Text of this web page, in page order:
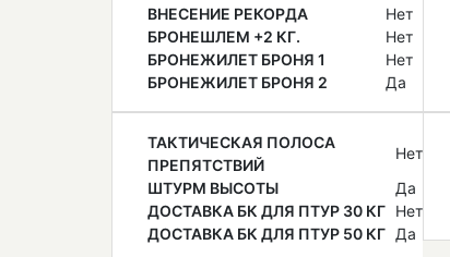
ВНЕСЕНИЕ РЕКОРДА
Нет
БРОНЕШЛЕМ +2 КГ.
Нет
БРОНЕЖИЛЕТ БРОНЯ 1
Нет
БРОНЕЖИЛЕТ БРОНЯ 2
Да
ТАКТИЧЕСКАЯ ПОЛОСА
ПРЕПЯТСТВИЙ
Нет
ШТУРМ ВЫСОТЫ
Да
ДОСТАВКА БК ДЛЯ ПТУР 30 КГ Нет
ДОСТАВКА БК ДЛЯ ПТУР 50 КГ Да